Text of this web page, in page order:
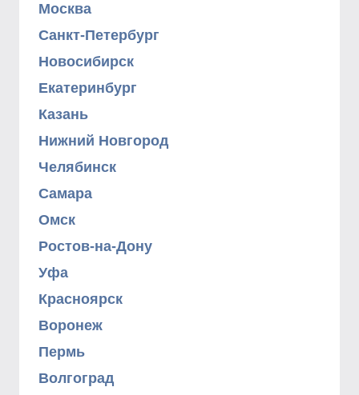
Москва
Санкт-Петербург
Новосибирск
Екатеринбург
Казань
Нижний Новгород
Челябинск
Самара
Омск
Ростов-на-Дону
Уфа
Красноярск
Воронеж
Пермь
Волгоград